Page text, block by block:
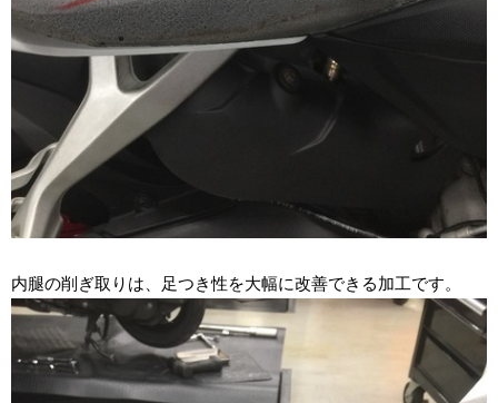
内腿の削ぎ取りは、足つき性を大幅に改善できる加工です。